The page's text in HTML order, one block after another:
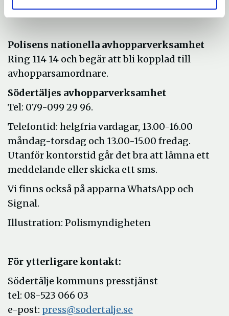
Är det akut? – ring 112
Polisens nationella avhopparverksamhet
Ring 114 14 och begär att bli kopplad till
avhopparsamordnare.
Södertäljes avhopparverksamhet
Tel: 079-099 29 96.
Telefontid: helgfria vardagar, 13.00-16.00
måndag-torsdag och 13.00-15.00 fredag.
Utanför kontorstid går det bra att lämna ett
meddelande eller skicka ett sms.
Vi finns också på apparna WhatsApp och
Signal.
Illustration: Polismyndigheten
För ytterligare kontakt:
Södertälje kommuns presstjänst
tel: 08-523 066 03
e-post: press@sodertalje.se